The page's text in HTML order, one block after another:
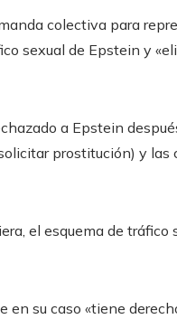
colectiva para
sexual de Epstein y
a Epstein
prostitución) y
el esquema de
en su caso «tiene